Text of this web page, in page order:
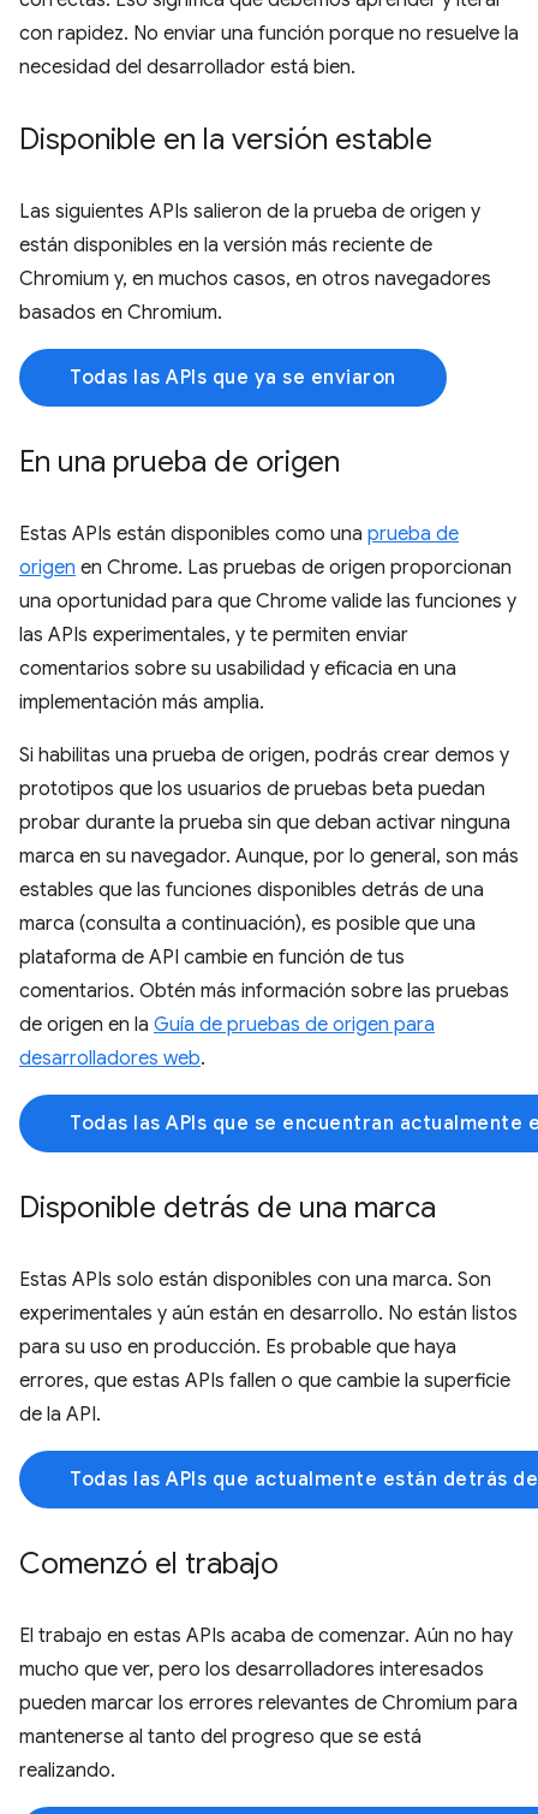
con rapidez. No enviar una función porque no resuelve la
necesidad del desarrollador está bien.
Disponible en la versión estable
Las siguientes APIs salieron de la prueba de origen y
están disponibles en la versión más reciente de
Chromium y, en muchos casos, en otros navegadores
basados en Chromium.
Todas las APIs que ya se enviaron
En una prueba de origen
Estas APIs están disponibles como una prueba de
origen en Chrome. Las pruebas de origen proporcionan
una oportunidad para que Chrome valide las funciones y
las APIs experimentales, y te permiten enviar
comentarios sobre su usabilidad y eficacia en una
implementación más amplia.
Si habilitas una prueba de origen, podrás crear demos y
prototipos que los usuarios de pruebas beta puedan
probar durante la prueba sin que deban activar ninguna
marca en su navegador. Aunque, por lo general, son más
estables que las funciones disponibles detrás de una
marca (consulta a continuación), es posible que una
plataforma de API cambie en función de tus
comentarios. Obtén más información sobre las pruebas
de origen en la Guía de pruebas de origen para
desarrolladores web.
Todas las APIs que se encuentran actualmente
Disponible detrás de una marca
Estas APIs solo están disponibles con una marca. Son
experimentales y aún están en desarrollo. No están listos
para su uso en producción. Es probable que haya
errores, que estas APIs fallen o que cambie la superficie
de la API.
Todas las APIs que actualmente están detrás
Comenzó el trabajo
El trabajo en estas APIs acaba de comenzar. Aún no hay
mucho que ver, pero los desarrolladores interesados
pueden marcar los errores relevantes de Chromium para
mantenerse al tanto del progreso que se está
realizando.